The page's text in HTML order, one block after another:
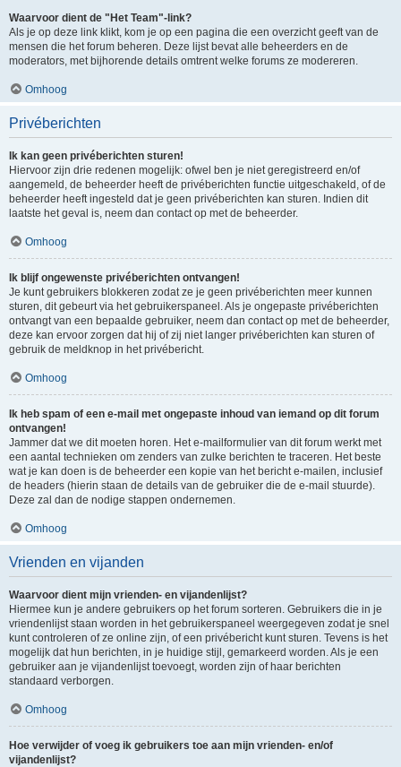
Waarvoor dient de "Het Team"-link?
Als je op deze link klikt, kom je op een pagina die een overzicht geeft van de
mensen die het forum beheren. Deze lijst bevat alle beheerders en de
moderators, met bijhorende details omtrent welke forums ze modereren.
Omhoog
Privéberichten
Ik kan geen privéberichten sturen!
Hiervoor zijn drie redenen mogelijk: ofwel ben je niet geregistreerd en/of
aangemeld, de beheerder heeft de privéberichten functie uitgeschakeld, of de
beheerder heeft ingesteld dat je geen privéberichten kan sturen. Indien dit
laatste het geval is, neem dan contact op met de beheerder.
Omhoog
Ik blijf ongewenste privéberichten ontvangen!
Je kunt gebruikers blokkeren zodat ze je geen privéberichten meer kunnen
sturen, dit gebeurt via het gebruikerspaneel. Als je ongepaste privéberichten
ontvangt van een bepaalde gebruiker, neem dan contact op met de beheerder,
deze kan ervoor zorgen dat hij of zij niet langer privéberichten kan sturen of
gebruik de meldknop in het privébericht.
Omhoog
Ik heb spam of een e-mail met ongepaste inhoud van iemand op dit forum
ontvangen!
Jammer dat we dit moeten horen. Het e-mailformulier van dit forum werkt met
een aantal technieken om zenders van zulke berichten te traceren. Het beste
wat je kan doen is de beheerder een kopie van het bericht e-mailen, inclusief
de headers (hierin staan de details van de gebruiker die de e-mail stuurde).
Deze zal dan de nodige stappen ondernemen.
Omhoog
Vrienden en vijanden
Waarvoor dient mijn vrienden- en vijandenlijst?
Hiermee kun je andere gebruikers op het forum sorteren. Gebruikers die in je
vriendenlijst staan worden in het gebruikerspaneel weergegeven zodat je snel
kunt controleren of ze online zijn, of een privébericht kunt sturen. Tevens is het
mogelijk dat hun berichten, in je huidige stijl, gemarkeerd worden. Als je een
gebruiker aan je vijandenlijst toevoegt, worden zijn of haar berichten
standaard verborgen.
Omhoog
Hoe verwijder of voeg ik gebruikers toe aan mijn vrienden- en/of
vijandenlijst?